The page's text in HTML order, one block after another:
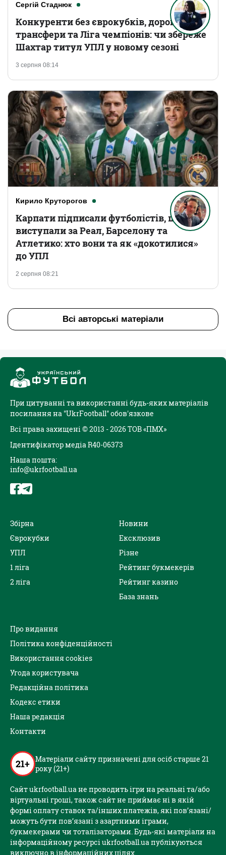
Сергій Стаднюк
3 серпня 08:14
Конкуренти без єврокубків, дорогі
трансфери та Ліга чемпіонів: чи збереже
Шахтар титул УПЛ у новому сезоні
Кирило Круторогов
2 серпня 08:21
Карпати підписали футболістів, що
виступали за Реал, Барселону та
Атлетико: хто вони та як «докотилися»
до УПЛ
Всі авторські матеріали
При цитуванні та використанні будь-яких матеріалів
посилання на "UkrFootball" обов'язкове
Всі права захищені © 2013 - 2026 ТОВ «ПМХ»
Ідентифікатор медіа R40-06373
Наша пошта:
info@ukrfootball.ua
Збірна
Єврокубки
УПЛ
1 ліга
2 ліга
Новини
Ексклюзив
Різне
Рейтинг букмекерів
Рейтинг казино
База знань
Про видання
Політика конфіденційності
Використання cookies
Угода користувача
Редакційна політика
Кодекс етики
Наша редакція
Контакти
21+ Матеріали сайту призначені для осіб старше 21
року (21+)
Сайт ukrfootball.ua не проводить ігри на реальні та/або
віртуальні гроші, також сайт не приймає ні в якій
формі оплату ставок та/інших платежів, які пов’язані/
можуть бути пов’язані з азартними іграми,
букмекерами чи тоталізаторами. Будь-які матеріали на
інформаційному ресурсі ukrfootball.ua публікуються
виключно в інформаційних цілях.